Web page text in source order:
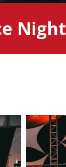
Night